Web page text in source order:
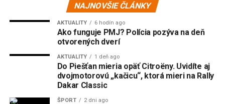
NAJNOVŠIE ČLÁNKY
AKTUALITY 6 hodín ago
Ako funguje PMJ? Polícia pozýva na deň
otvorených dverí
AKTUALITY 1 deň ago
Do Piešťan mieria opäť Citroëny. Uvidíte aj
dvojmotorovú „kačicu“, ktorá mieri na Rally
Dakar Classic
ŠPORT 2 dni ago